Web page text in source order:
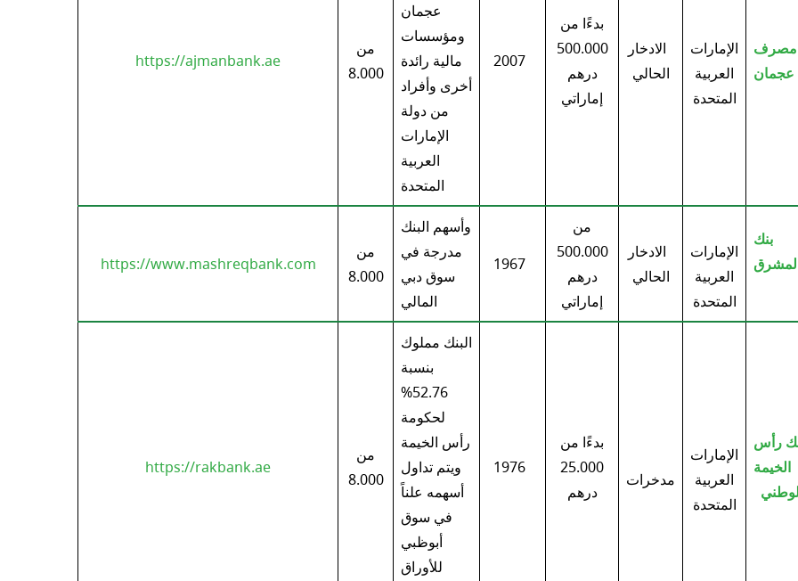
مصرف
عجمان
الإمارات
العربية
المتحدة
الادخار
الحالي
بدءًا من
500.000
درهم
إماراتي
2007
عجمان
ومؤسسات
مالية رائدة
أخرى وأفراد
من دولة
الإمارات
العربية
المتحدة
من
8.000
https://ajmanbank.ae
بنك
الإمارات
العربية
المتحدة
الادخار
الحالي
من
500.000
درهم
إماراتي
1967
وأسهم البنك
مدرجة في
سوق دبي
المالي
من
8.000
https://www.mashreqbank.com
رأس
الخيمة
الإمارات
العربية
المتحدة
مدخرات
بدءًا من
25.000
درهم
1976
البنك مملوك
بنسبة
52.76%
لحكومة
رأس الخيمة
ويتم تداول
أسهمه علناً
في سوق
أبوظبي
للأوراق
من
8.000
https://rakbank.ae